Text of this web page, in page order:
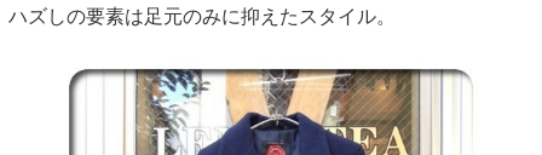
ハズしの要素は足元のみに抑えたスタイル。